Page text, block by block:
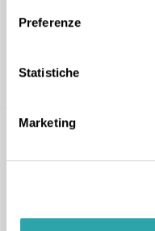
Preferenze
Statistiche
Marketing